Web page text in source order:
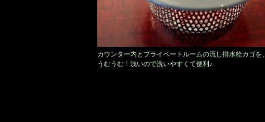
カウンター内とプライベートルームの流し排水栓カゴ
うむうむ！浅いので洗いやすくて便利♪